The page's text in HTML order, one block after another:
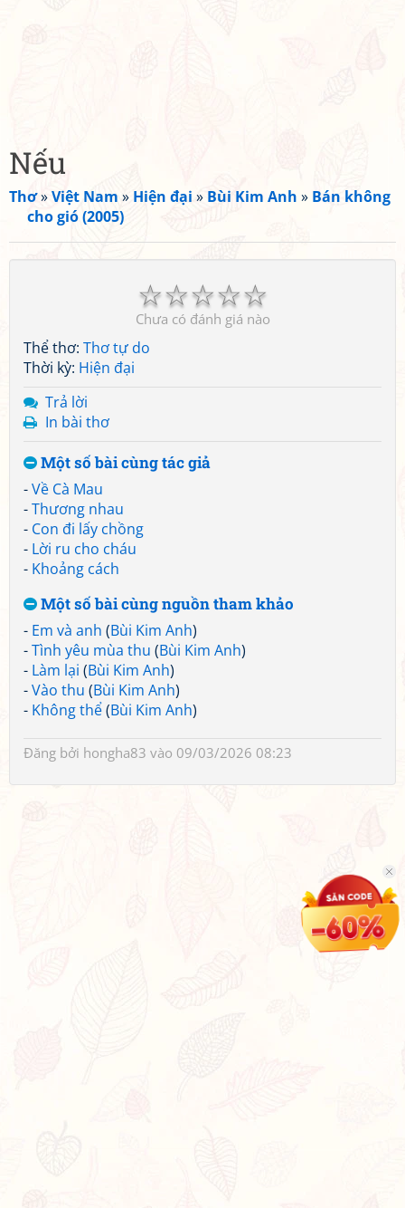
Nếu
Thơ»Việt Nam » Hiện đại » Bùi Kim Anh » Bán không
cho gió (2005)
☆
☆
☆
☆
☆
Chưa có đánh giá nào
Thể thơ: Thơ tự do
Thời kỳ: Hiện đại
Trả lời
In bài thơ
Một số bài cùng tác giả
-Về Cà Mau
-Thương nhau
- Con đi lấy chồng
- Lời ru cho cháu
- Khoảng cách
Một số bài cùng nguồn tham khảo
- Em và anh (Bùi Kim Anh)
-Tình yêu mùa thu (Bùi Kim Anh)
- Làm lại (Bùi Kim Anh)
-Vào thu (Bùi Kim Anh)
- Không thể(Bùi Kim Anh)
Đăng bởi hongha83 vào 09/03/2026 08:23